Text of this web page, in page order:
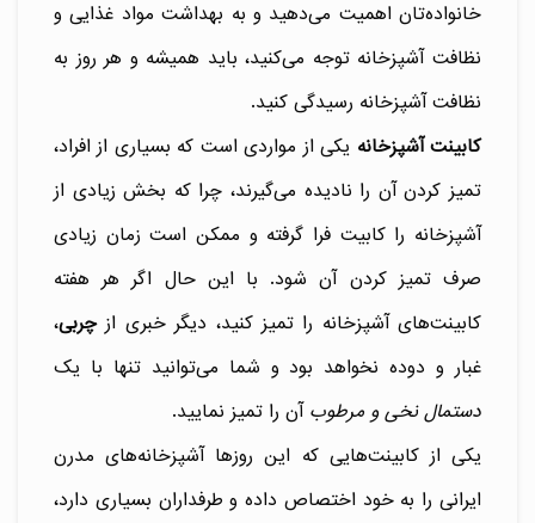
خانواده‌تان اهمیت می‌دهید و به بهداشت مواد غذایی و
نظافت آشپزخانه توجه می‌کنید، باید همیشه و هر روز به
نظافت آشپزخانه رسیدگی کنید.
کابینت آشپزخانه یکی از مواردی است که بسیاری از افراد،
تمیز کردن آن را نادیده می‌گیرند، چرا که بخش زیادی از
آشپزخانه را کابیت فرا گرفته و ممکن است زمان زیادی
صرف تمیز کردن آن شود. با این حال اگر هر هفته
کابینت‌های آشپزخانه را تمیز کنید، دیگر خبری ازچربی،
غبار و دوده نخواهد بود و شما می‌توانید تنها با یک
دستمال نخی و مرطوب آن را تمیز نمایید.
یکی از کابینت‌هایی که این روزها آشپزخانه‌های مدرن
ایرانی را به خود اختصاص داده و طرفداران بسیاری دارد،